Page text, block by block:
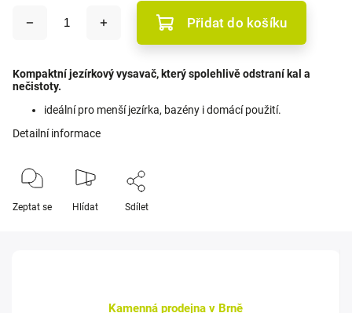
Přidat do košíku
Kompaktní jezírkový vysavač, který spolehlivě odstraní kal a
nečistoty.
ideální pro menší jezírka, bazény i domácí použití.
Detailní informace
Zeptat se Hlídat Sdílet
Kamenná prodejna v Brně